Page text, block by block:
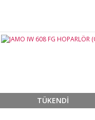
TÜKENDİ